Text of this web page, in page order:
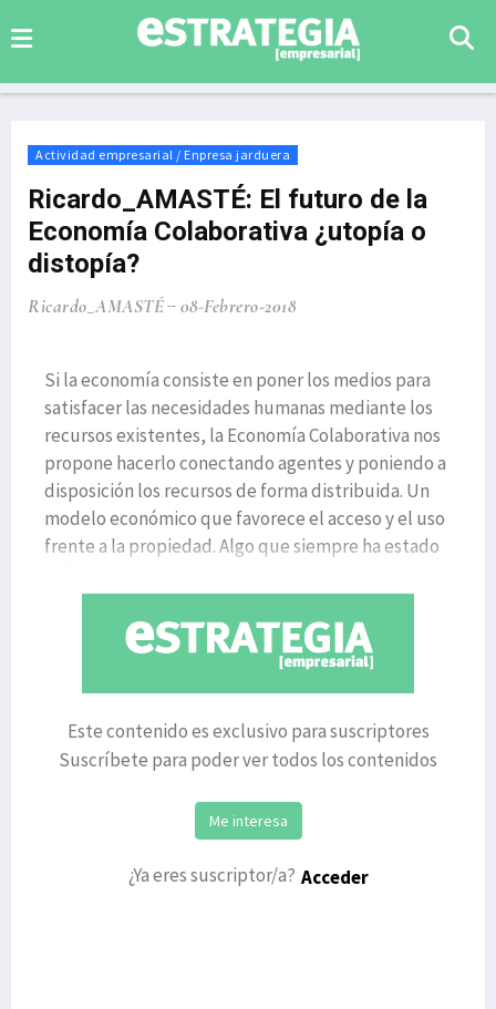
Actividad empresarial / Enpresa jarduera
Ricardo_AMASTÉ: El futuro de la
Economía Colaborativa ¿utopía o
distopía?
Ricardo_AMASTÉ 08-Febrero-2018
Si la economía consiste en poner los medios para
satisfacer las necesidades humanas mediante los
recursos existentes, la Economía Colaborativa nos
propone hacerlo conectando agentes y poniendo a
disposición los recursos de forma distribuida. Un
modelo económico que favorece el acceso y el uso
frente a la propiedad. Algo que siempre ha estado
Este contenido es exclusivo para suscriptores
Suscríbete para poder ver todos los contenidos
Me interesa
¿Ya eres suscriptor/a? Acceder